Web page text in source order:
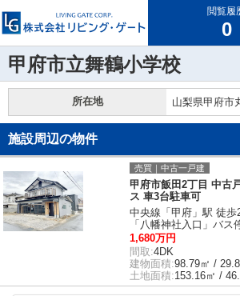
閲覧履
0
甲府市立舞鶴小学校
所在地 山梨県甲府市
施設周辺の物件
売買｜中古一戸建
甲府市飯田2丁目 中古
ス 車3台駐車可
中央線「甲府」駅 徒歩
「八幡神社入口」バ
1,680万円
間取:4DK
建物面積:98.79㎡ /
土地面積:153.16㎡ /